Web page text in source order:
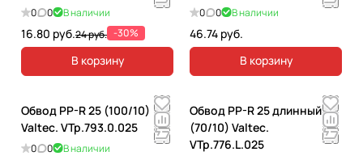
0 0 В наличии
16.80 руб.24 руб. -30%
В корзину
0 0 В наличии
46.74 руб.
В корзину
Обвод PP-R 25 (100/10)
Valtec. VTp.793.0.025
0 0 В наличии
Обвод PP-R 25 длинный
(70/10) Valtec.
VTp.776.L.025